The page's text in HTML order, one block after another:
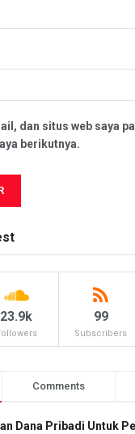
dan situs web saya
berikutnya.
23.9k 99
Subscribers
Comments
Dana Pribadi Untuk